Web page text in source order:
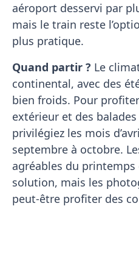
aéroport desservi par
mais le train reste
plus pratique.
Quand partir ? Le
continental, avec des
bien froids. Pour
extérieur et des
privilégiez les mois
septembre à octobre.
agréables du
solution, mais les
peut-être profiter des